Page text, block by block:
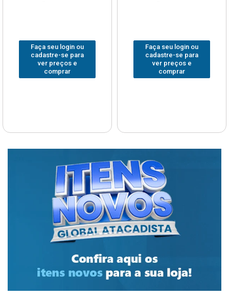
Faça seu login ou
cadastre-se para
ver preços e
comprar
Faça seu login ou
cadastre-se para
ver preços e
comprar